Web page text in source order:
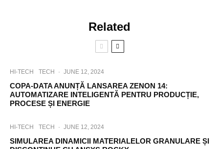
Related
HI-TECH TECH · JUNE 12, 2024
COPA-DATA ANUNȚĂ LANSAREA ZENON 14:
AUTOMATIZARE INTELIGENTĂ PENTRU PRODUCȚIE,
PROCESE ȘI ENERGIE
HI-TECH TECH · JUNE 12, 2024
SIMULAREA DINAMICII MATERIALELOR GRANULARE ȘI